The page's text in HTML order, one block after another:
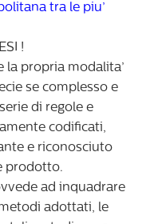
tra le piu’
!
la propria modalita’
se complesso e
di regole e
codificati,
e riconosciuto
prodotto.
ad inquadrare
adottati, le